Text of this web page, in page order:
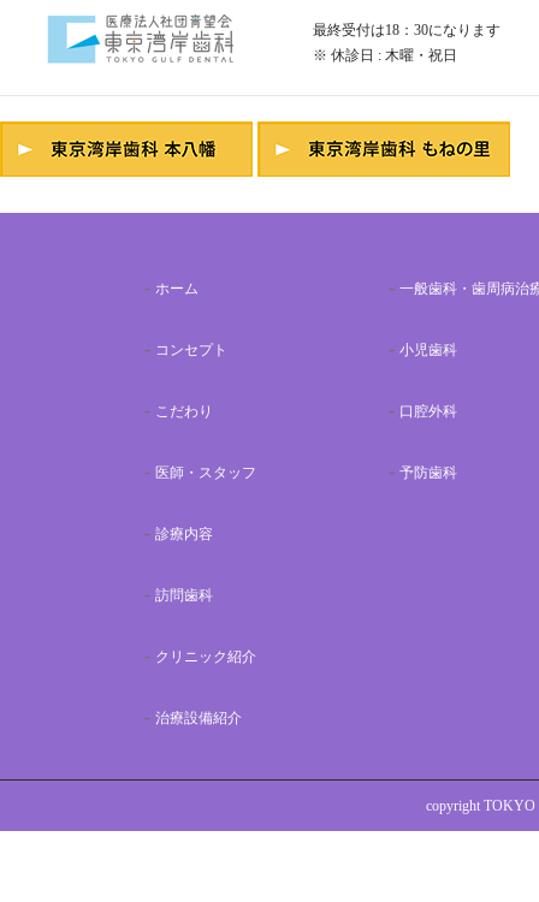
最終受付は18：30になります
※ 休診日 : 木曜・祝日
ホーム
コンセプト
こだわり
医師・スタッフ
診療内容
訪問歯科
クリニック紹介
治療設備紹介
一般歯科・歯周病治
小児歯科
口腔外科
予防歯科
copyright TOKYO